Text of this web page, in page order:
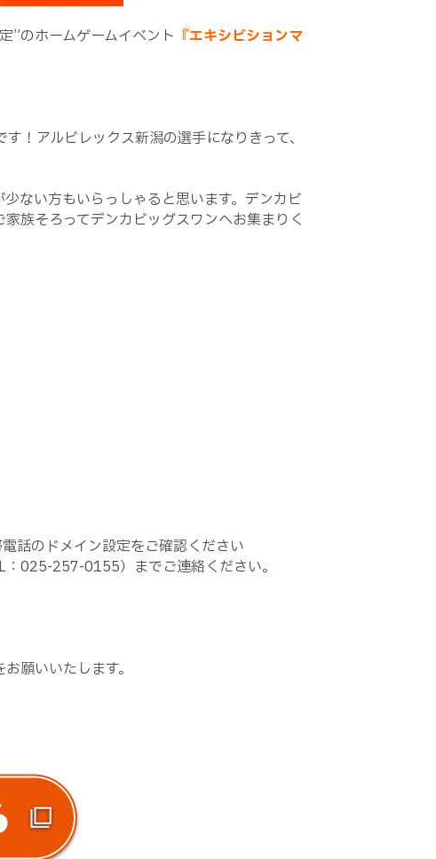
”のホームゲームイベント 『エキシビションマ
！アルビレックス新潟の選手になりきって、
ない方もいらっしゃると思います。デンカビ
族そろってデンカビッグスワンへお集まりく
話のドメイン設定をご確認ください
025-257-0155）までご連絡ください。
願いいたします。